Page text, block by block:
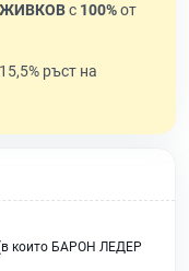
с 100%от
ръст на
които БАРОН ЛЕДЕР